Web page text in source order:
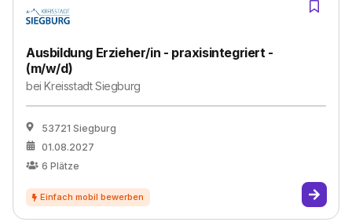
Ausbildung Erzieher/in - praxisintegriert -
(m/w/d)
beiKreisstadt Siegburg
53721 Siegburg
01.08.2027
6 Plätze